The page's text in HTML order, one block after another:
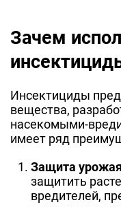
Зачем
Инсектициды
вещества,
насекомыми-
имеет ряд
Защита
защитить
вредителей,